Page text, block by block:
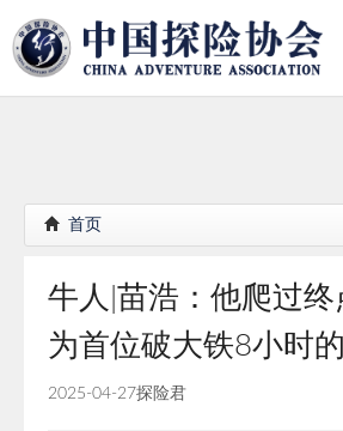
产业研究
行者证书申报
分支机构
首页
牛人|苗浩：他爬过终
为首位破大铁8小时
2025-04-27探险君